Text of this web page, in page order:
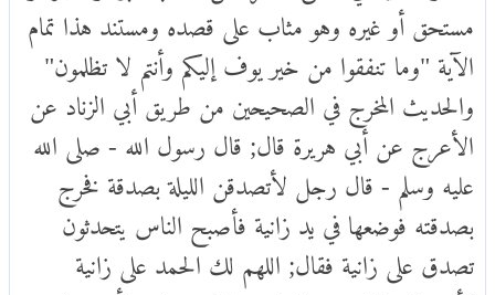
مستحق أو غيره وهو مثاب على قصده ومستند هذا تمام
الآية "وما تنفقوا من خير يوف إليكم وأنتم لا تظلمون"
والحديث المخرج في الصحيحين من طريق أبي الزناد عن
الأعرج عن أبي هريرة قال; قال رسول الله - صلى الله
عليه وسلم - قال رجل لأتصدقن الليلة بصدقة فخرج
بصدقته فوضعها في يد زانية فأصبح الناس يتحدثون
تصدق على زانية فقال; اللهم لك الحمد على زانية